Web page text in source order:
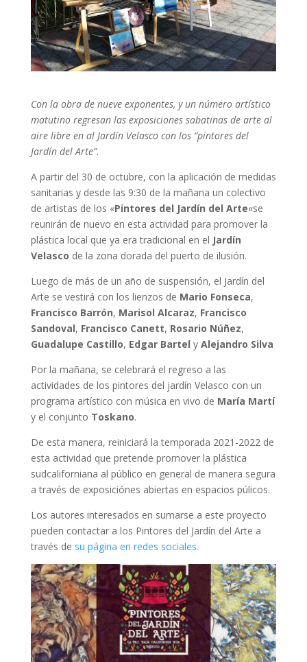
Con la obra de nueve exponentes, y un número artístico
matutino regresan las exposiciones sabatinas de arte al
aire libre en al Jardín Velasco con los “pintores del
Jardín del Arte”.
A partir del 30 de octubre, con la aplicación de medidas
sanitarias y desde las 9:30 de la mañana un colectivo
de artistas de los «Pintores del Jardín del Arte«se
reunirán de nuevo en esta actividad para promover la
plástica local que ya era tradicional en el Jardín
Velasco de la zona dorada del puerto de ilusión.
Luego de más de un año de suspensión, el Jardín del
Arte se vestirá con los lienzos de Mario Fonseca,
Francisco Barrón, Marisol Alcaraz, Francisco
Sandoval, Francisco Canett, Rosario Núñez,
Guadalupe Castillo, Edgar Bartel y Alejandro Silva
Por la mañana, se celebrará el regreso a las
actividades de los pintores del jardín Velasco con un
programa artístico con música en vivo de María Martí
y el conjunto Toskano.
De esta manera, reiniciará la temporada 2021-2022 de
esta actividad que pretende promover la plástica
sudcaliforniana al público en general de manera segura
a través de exposiciónes abiertas en espacios púlicos.
Los autores interesados en sumarse a este proyecto
pueden contactar a los Pintores del Jardín del Arte a
través de su página en redes sociales.